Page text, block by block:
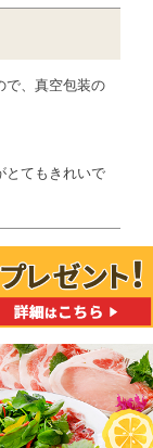
、真空包装の
てもきれいで